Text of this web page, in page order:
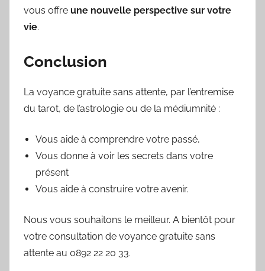
vous offre une nouvelle perspective sur votre
vie.
Conclusion
La voyance gratuite sans attente, par l’entremise
du tarot, de l’astrologie ou de la médiumnité :
Vous aide à comprendre votre passé,
Vous donne à voir les secrets dans votre
présent
Vous aide à construire votre avenir.
Nous vous souhaitons le meilleur. A bientôt pour
votre consultation de voyance gratuite sans
attente au 0892 22 20 33.